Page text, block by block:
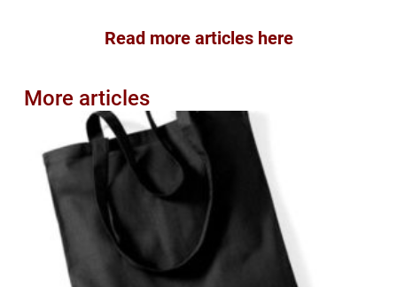
Read more articles here
More articles